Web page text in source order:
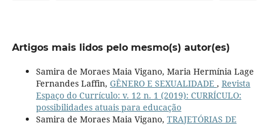
Artigos mais lidos pelo mesmo(s) autor(es)
Samira de Moraes Maia Vigano, Maria Hermínia Lage
Fernandes Laffin, GÊNERO E SEXUALIDADE , Revista
Espaço do Currículo: v. 12 n. 1 (2019): CURRÍCULO:
possibilidades atuais para educação
Samira de Moraes Maia Vigano, TRAJETÓRIAS DE